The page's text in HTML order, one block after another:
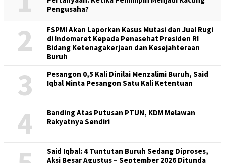
Pengusaha?
2
FSPMI Akan Laporkan Kasus Mutasi dan Jual Rugi
di Indomaret Kepada Penasehat Presiden RI
Bidang Ketenagakerjaan dan Kesejahteraan
Buruh
3
Pesangon 0,5 Kali Dinilai Menzalimi Buruh, Said
Iqbal Minta Pesangon Satu Kali Ketentuan
4
Banding Atas Putusan PTUN, KDM Melawan
Rakyatnya Sendiri
Said Iqbal: 4 Tuntutan Buruh Sedang Diproses,
Aksi Besar Agustus – September 2026 Ditunda